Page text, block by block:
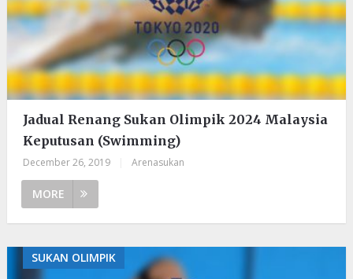
Jadual Renang Sukan Olimpik 2024 Malaysia
Keputusan (Swimming)
December 26, 2019 Arenasukan
MORE
SUKAN OLIMPIK